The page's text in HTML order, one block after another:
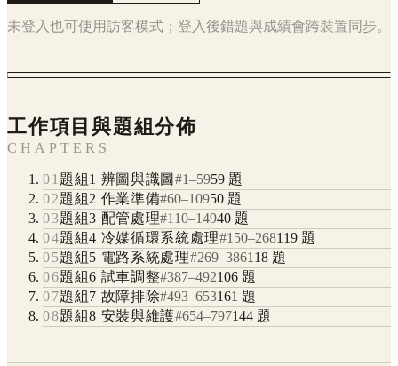
未登入也可使用訪客模式；登入後錯題與成績會跨裝置同步。
工作項目與題組分佈
CHAPTERS
01 題組1 辨圖與識圖 #1–5959題
02題組2 作業準備#60–10950 題
03題組3 配管處理#110–14940 題
04題組4 冷媒循環系統處理#150–268119題
05題組5 電路系統處理#269–386118題
06題組6 試車調整#387–492106 題
07題組7 故障排除#493–653161 題
08題組8 安裝與維護#654–797144題